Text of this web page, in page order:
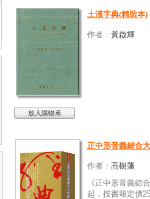
土漢字典(精裝本)
作者： 黃啟輝
放入購物車
正中形音義綜合
作者： 高樹藩
《正中形音義綜
起，按書籍定價